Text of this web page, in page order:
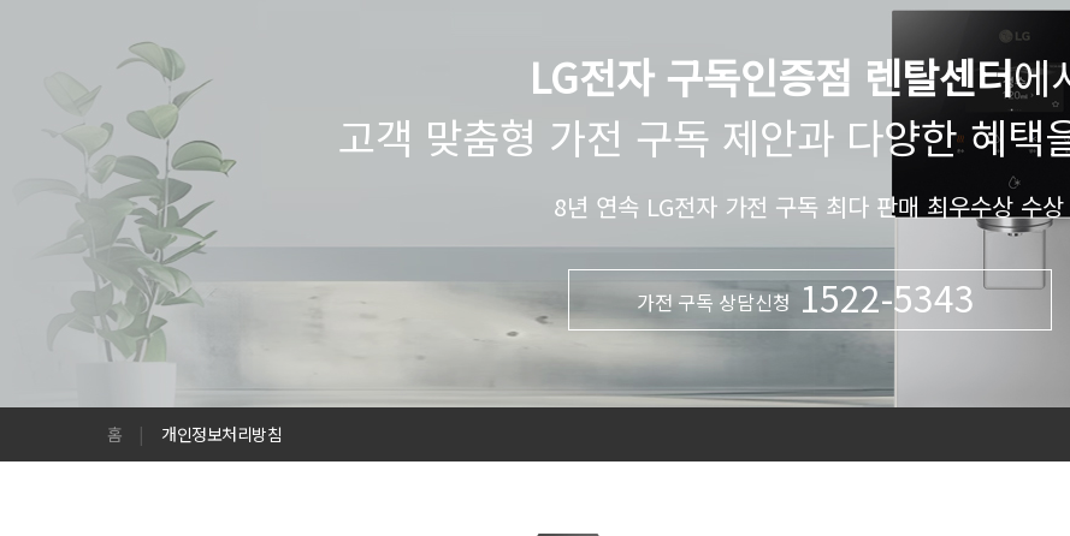
LG전자 구독인증점 렌탈센터에
고객 맞춤형 가전 구독 제안과 다양한 혜택
8년 연속 LG전자 가전 구독 최다 판매 최우수상 수상
가전 구독 상담신청1522-5343
홈 | 개인정보처리방침